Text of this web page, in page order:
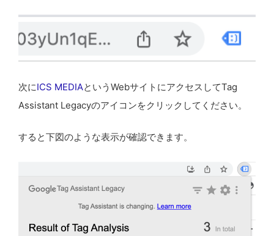
次にICS MEDIAというWebサイトにアクセスしてTag
Assistant Legacyのアイコンをクリックしてください。
すると下図のような表示が確認できます。